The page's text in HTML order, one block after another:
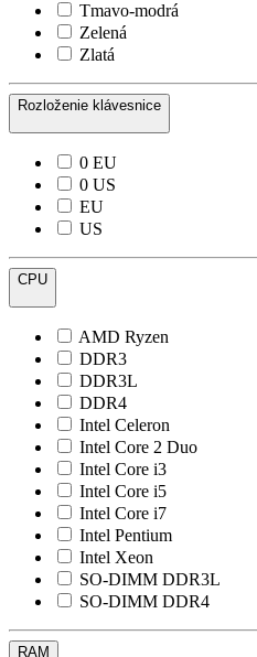
Tmavo-modrá
Zelená
Zlatá
Rozloženie klávesnice
0 EU
0 US
EU
US
CPU
AMD Ryzen
DDR3
DDR3L
DDR4
Intel Celeron
Intel Core 2 Duo
Intel Core i3
Intel Core i5
Intel Core i7
Intel Pentium
Intel Xeon
SO-DIMM DDR3L
SO-DIMM DDR4
RAM